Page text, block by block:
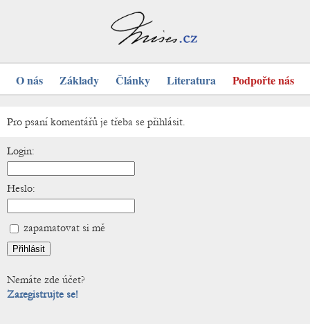
O nás Základy Články Literatura Podpořte nás
Pro psaní komentářů je třeba se přihlásit.
Login:
Heslo:
zapamatovat si mě
Nemáte zde účet?
Zaregistrujte se!